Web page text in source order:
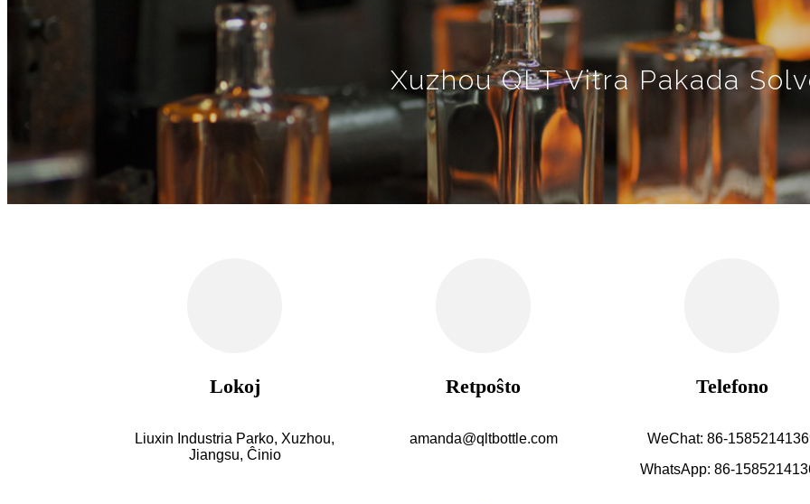
Xuzhou QLT Vitra Pakada
Lokoj
Liuxin Industria Parko, Xuzhou,
Jiangsu, Ĉinio
Retpoŝto
amanda@qltbottle.com
Telefono
WeChat: 86-
WhatsApp: 86-